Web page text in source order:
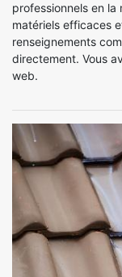
professionnels en
matériels efficaces
renseignements
directement. Vous
web.